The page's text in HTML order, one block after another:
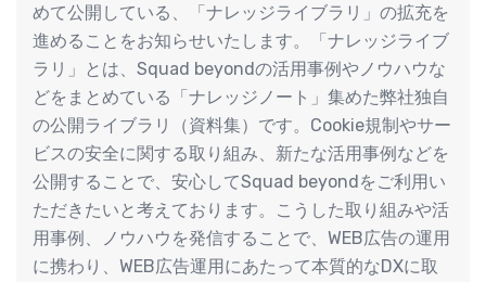
めて公開している、「ナレッジライブラリ」の拡充を
進めることをお知らせいたします。「ナレッジライブ
ラリ」とは、Squad beyondの活用事例やノウハウな
どをまとめている「ナレッジノート」集めた弊社独自
の公開ライブラリ（資料集）です。Cookie規制やサー
ビスの安全に関する取り組み、新たな活用事例などを
公開することで、安心してSquad beyondをご利用い
ただきたいと考えております。こうした取り組みや活
用事例、ノウハウを発信することで、WEB広告の運用
に携わり、WEB広告運用にあたって本質的なDXに取